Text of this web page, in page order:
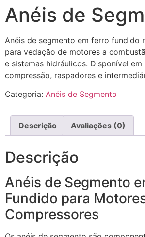
Anéis de
Anéis de segmento em ferro fundido
para vedação de motores a
e sistemas hidráulicos. Disponível
compressão, raspadores e
Categoria: Anéis de Segmento
Descrição Avaliações (0)
Descrição
Anéis de Segmento
Fundido para
Compressores